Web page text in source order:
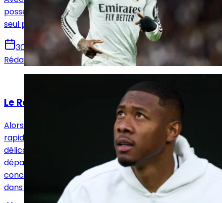
possède trois latéraux gauches dans ses rangs pour un
seul poste.
30 août 2025
Rédaction Le Journal du Real
Le Real Madrid face à cinq cas épineux
Alors que la reprise approche, Xabi Alonso devra
rapidement clarifier l’avenir de cinq joueurs en position
délicate. Le Real Madrid ouvre la porte à certains
départs (Alaba, Mendy, Rodrygo) mais reste indécis
concernant Ceballos et Endrick. Le mercato entre
dans sa phase décisive.